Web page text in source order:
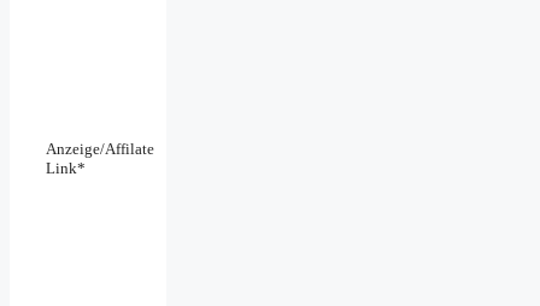
Anzeige/Affilate
Link*